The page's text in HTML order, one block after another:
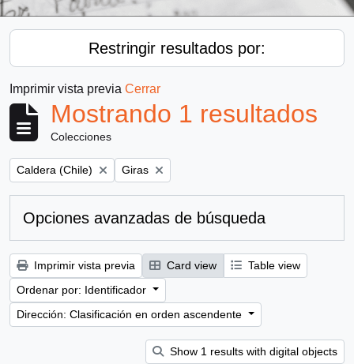
Restringir resultados por:
Imprimir vista previa Cerrar
Mostrando 1 resultados
Colecciones
Remove filter:
Caldera (Chile) Remove filter:
Giras
Opciones avanzadas de búsqueda
Imprimir vista previa Card view
Table view
Ordenar por: Identificador
Dirección: Clasificación en orden ascendente
Show 1 results with digital objects